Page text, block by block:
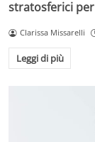
stratosferici per
Clarissa Missarelli
Leggi di più